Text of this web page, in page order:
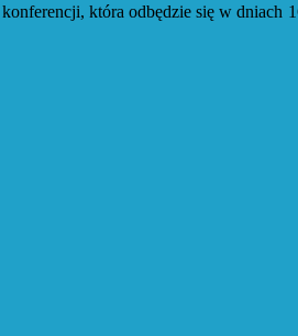
która odbędzie się w dniach